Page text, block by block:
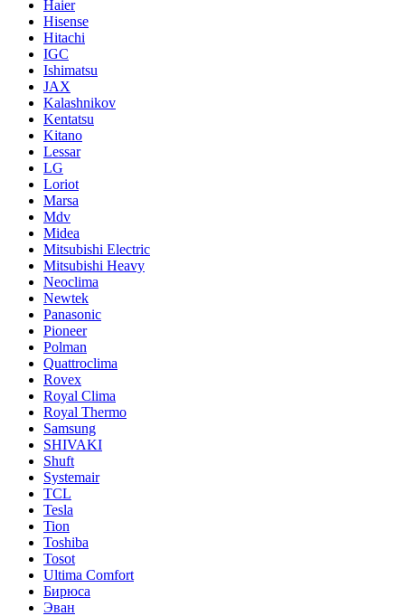
Haier
Hisense
Hitachi
IGC
Ishimatsu
JAX
Kalashnikov
Kentatsu
Kitano
Lessar
LG
Loriot
Marsa
Mdv
Midea
Mitsubishi Electric
Mitsubishi Heavy
Neoclima
Newtek
Panasonic
Pioneer
Polman
Quattroclima
Rovex
Royal Clima
Royal Thermo
Samsung
SHIVAKI
Shuft
Systemair
TCL
Tesla
Tion
Toshiba
Tosot
Ultima Comfort
Бирюса
Эван